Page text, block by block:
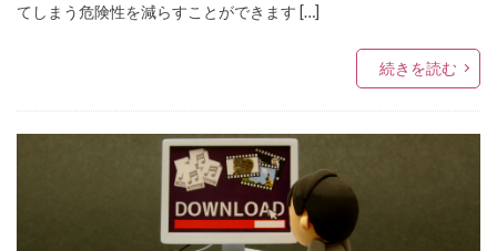
てしまう危険性を減らすことができます […]
続きを読む